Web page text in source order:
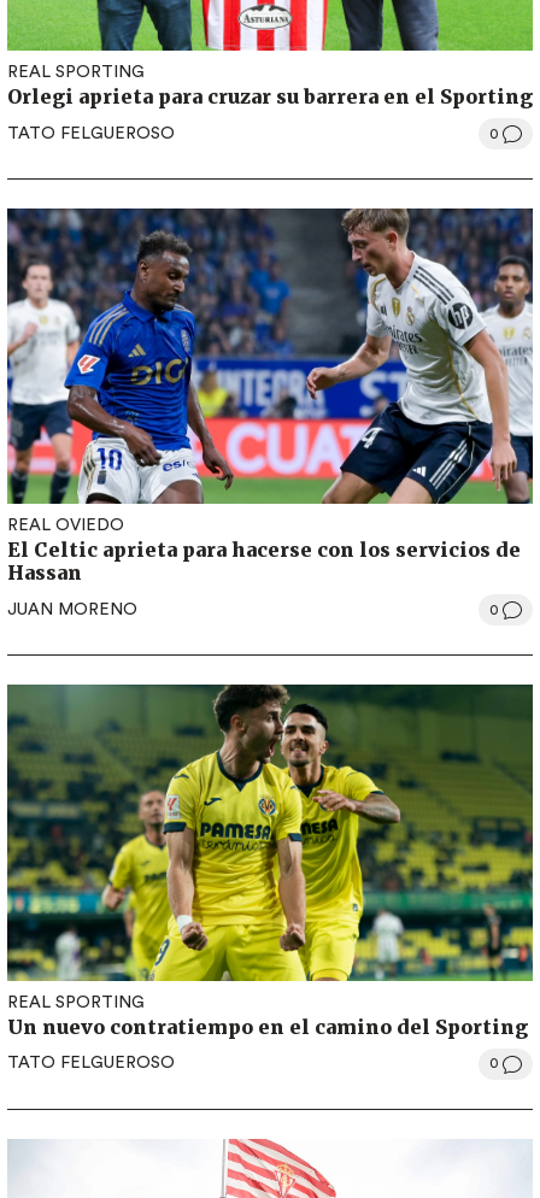
REAL SPORTING
Orlegi aprieta para cruzar su barrera en el Sporting
TATO FELGUEROSO 0
REAL OVIEDO
El Celtic aprieta para hacerse con los servicios de
Hassan
JUAN MORENO 0
REAL SPORTING
Un nuevo contratiempo en el camino del Sporting
TATO FELGUEROSO 0